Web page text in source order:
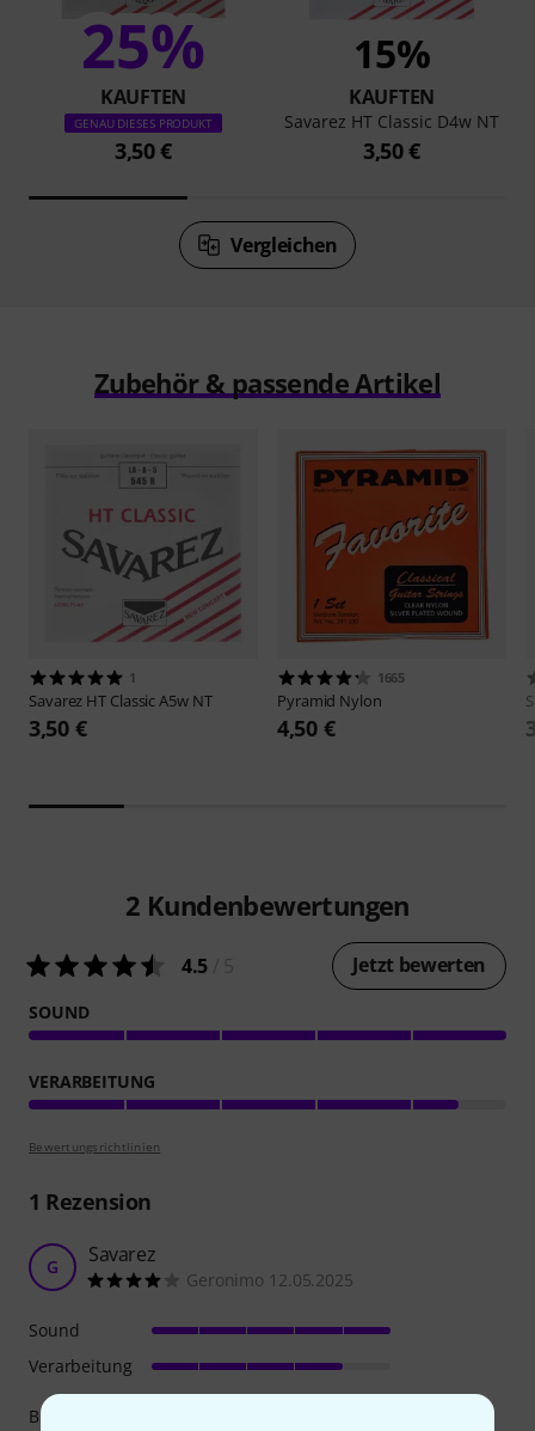
25%
KAUFTEN
GENAU DIESES PRODUKT
3,50 €
15%
KAUFTEN
Savarez HT Classic D4w NT
3,50 €
Vergleichen
Zubehör & passende Artikel
1
Savarez HT Classic A5w NT
3,50 €
1665
Pyramid Nylon
4,50 €
2 Kundenbewertungen
4.5 Jetzt bewerten
SOUND
VERARBEITUNG
Bewertungsrichtlinien
1 Rezension
G Savarez
Geronimo 12.05.2025
Bis sehr zufrieden mit dem Sound.
Sound
Verarbeitung